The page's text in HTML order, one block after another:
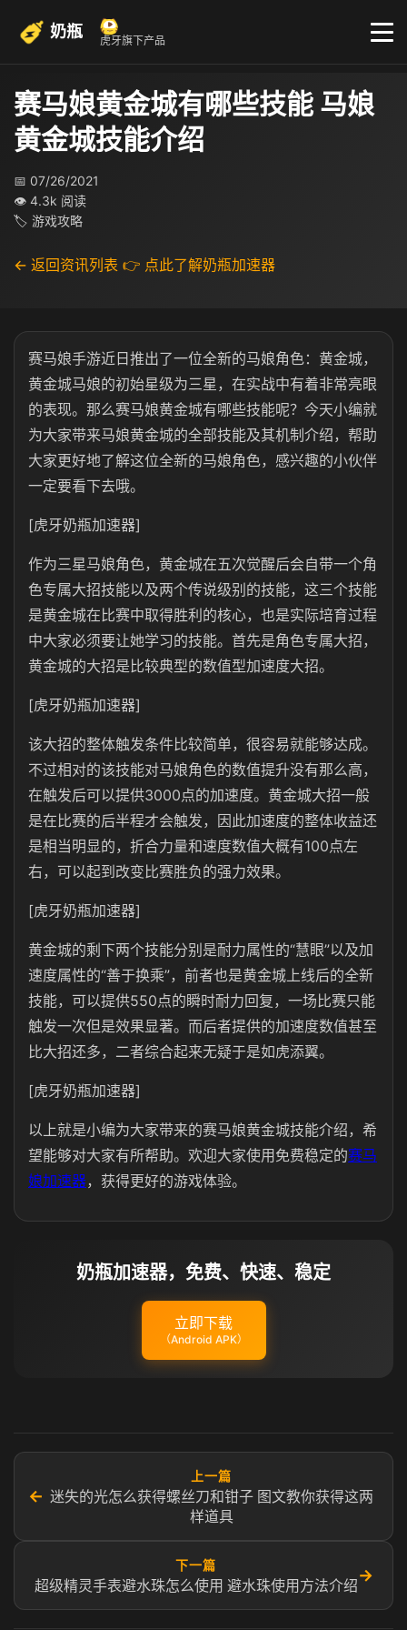
奶瓶 虎牙旗下产品
赛马娘黄金城有哪些技能 马娘
黄金城技能介绍
📅 07/26/2021
👁 4.3k 阅读
🏷 游戏攻略
← 返回资讯列表 👉 点此了解奶瓶加速器
赛马娘手游近日推出了一位全新的马娘角色：黄金城，
黄金城马娘的初始星级为三星，在实战中有着非常亮眼
的表现。那么赛马娘黄金城有哪些技能呢？今天小编就
为大家带来马娘黄金城的全部技能及其机制介绍，帮助
大家更好地了解这位全新的马娘角色，感兴趣的小伙伴
一定要看下去哦。
[虎牙奶瓶加速器]
作为三星马娘角色，黄金城在五次觉醒后会自带一个角
色专属大招技能以及两个传说级别的技能，这三个技能
是黄金城在比赛中取得胜利的核心，也是实际培育过程
中大家必须要让她学习的技能。首先是角色专属大招，
黄金城的大招是比较典型的数值型加速度大招。
[虎牙奶瓶加速器]
该大招的整体触发条件比较简单，很容易就能够达成。
不过相对的该技能对马娘角色的数值提升没有那么高，
在触发后可以提供3000点的加速度。黄金城大招一般
是在比赛的后半程才会触发，因此加速度的整体收益还
是相当明显的，折合力量和速度数值大概有100点左
右，可以起到改变比赛胜负的强力效果。
[虎牙奶瓶加速器]
黄金城的剩下两个技能分别是耐力属性的“慧眼”以及加
速度属性的“善于换乘”，前者也是黄金城上线后的全新
技能，可以提供550点的瞬时耐力回复，一场比赛只能
触发一次但是效果显著。而后者提供的加速度数值甚至
比大招还多，二者综合起来无疑于是如虎添翼。
[虎牙奶瓶加速器]
以上就是小编为大家带来的赛马娘黄金城技能介绍，希
望能够对大家有所帮助。欢迎大家使用免费稳定的赛马
娘加速器，获得更好的游戏体验。
奶瓶加速器，免费、快速、稳定
立即下载
（Android APK）
←
上一篇
迷失的光怎么获得螺丝刀和钳子 图文教你获得这两
样道具
下一篇
超级精灵手表避水珠怎么使用 避水珠使用方法介绍
→